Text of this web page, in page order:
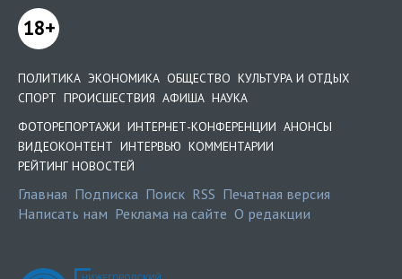
18+
ПОЛИТИКА ЭКОНОМИКА ОБЩЕСТВО КУЛЬТУРА И ОТДЫХ
СПОРТ ПРОИСШЕСТВИЯ АФИША НАУКА
ФОТОРЕПОРТАЖИ ИНТЕРНЕТ-КОНФЕРЕНЦИИ АНОНСЫ
ВИДЕОКОНТЕНТ ИНТЕРВЬЮ КОММЕНТАРИИ
РЕЙТИНГ НОВОСТЕЙ
Главная Подписка Поиск RSS Печатная версия
Написать нам Реклама на сайте О редакции